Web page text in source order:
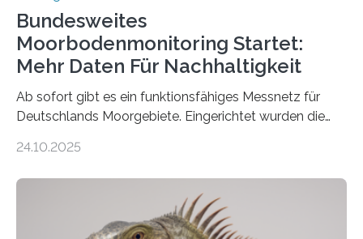
Bundesweites
Moorbodenmonitoring Startet:
Mehr Daten Für Nachhaltigkeit
Ab sofort gibt es ein funktionsfähiges Messnetz für
Deutschlands Moorgebiete. Eingerichtet wurden die
vergangenen fünf Jahren von Wissenschaftlerinnen
heutigen Donnerstag übergeben sie ihren Bericht zur
Aufbauphase an den Auftraggeber, das
Bundesministerium für Landwirtschaft, Ernährung und
24.10.2025